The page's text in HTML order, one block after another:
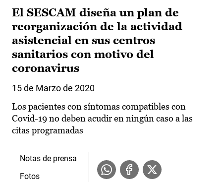
El SESCAM diseña un plan de
reorganización de la actividad
asistencial en sus centros
sanitarios con motivo del
coronavirus
15 de Marzo de 2020
Los pacientes con síntomas compatibles con
Covid-19 no deben acudir en ningún caso a las
citas programadas
Notas de prensa
Fotos